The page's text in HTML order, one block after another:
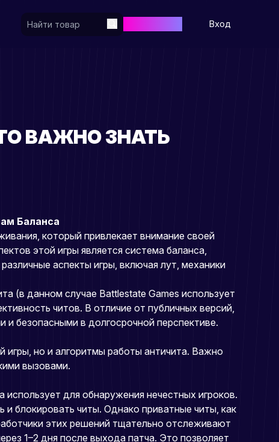
Вход
ВАЖНО ЗНАТЬ
Баланса
который привлекает внимание своей
этой игры является система баланса,
аспекты игры, включая лут, механики
(в данном случае Battlestate Games использует
читов. В отличие от публичных версий,
и безопасными в долгосрочной перспективе.
но и алгоритмы работы античита. Важно
вызовами.
для обнаружения нечестных игроков.
блокировать читы. Однако приватные читы, как
этих решений тщательно отслеживают
1–2 дня после выхода патча. Это позволяет